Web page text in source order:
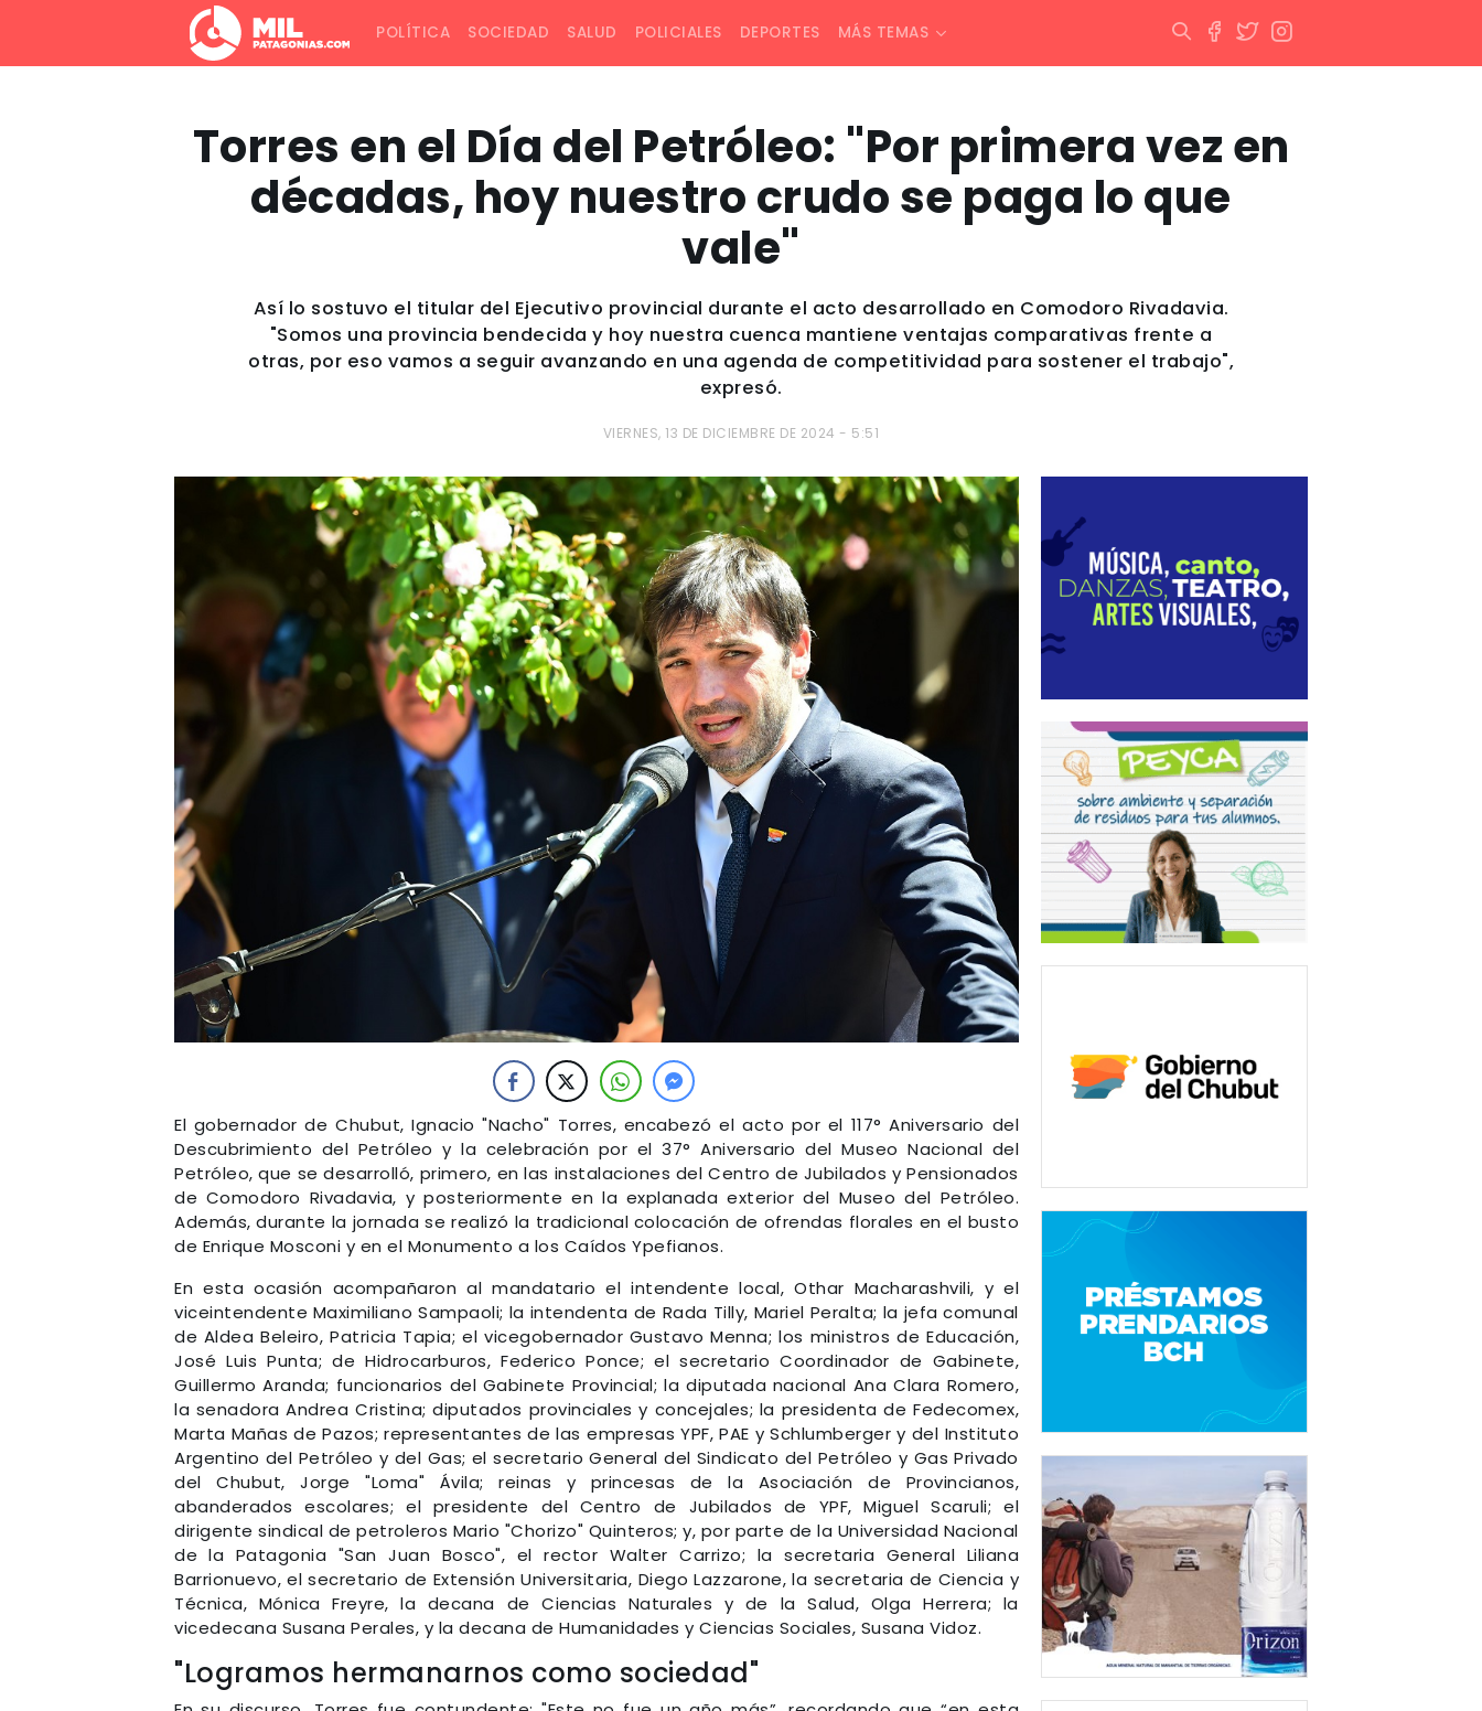
POLÍTICA SOCIEDAD SALUD POLICIALES DEPORTES MÁS TEMAS
Torres en el Día del Petróleo: "Por primera vez en
décadas, hoy nuestro crudo se paga lo que
vale"
Así lo sostuvo el titular del Ejecutivo provincial durante el acto desarrollado en Comodoro Rivadavia.
"Somos una provincia bendecida y hoy nuestra cuenca mantiene ventajas comparativas frente a
otras, por eso vamos a seguir avanzando en una agenda de competitividad para sostener el trabajo",
expresó.
VIERNES, 13 DE DICIEMBRE DE 2024 - 5:51
El gobernador de Chubut, Ignacio "Nacho" Torres, encabezó el acto por el 117° Aniversario del
Descubrimiento del Petróleo y la celebración por el 37° Aniversario del Museo Nacional del
Petróleo, que se desarrolló, primero, en las instalaciones del Centro de Jubilados y Pensionados
de Comodoro Rivadavia, y posteriormente en la explanada exterior del Museo del Petróleo.
Además, durante la jornada se realizó la tradicional colocación de ofrendas florales en el busto
de Enrique Mosconi y en el Monumento a los Caídos Ypefianos.
En esta ocasión acompañaron al mandatario el intendente local, Othar Macharashvili, y el
viceintendente Maximiliano Sampaoli; la intendenta de Rada Tilly, Mariel Peralta; la jefa comunal
de Aldea Beleiro, Patricia Tapia; el vicegobernador Gustavo Menna; los ministros de Educación,
José Luis Punta; de Hidrocarburos, Federico Ponce; el secretario Coordinador de Gabinete,
Guillermo Aranda; funcionarios del Gabinete Provincial; la diputada nacional Ana Clara Romero,
la senadora Andrea Cristina; diputados provinciales y concejales; la presidenta de Fedecomex,
Marta Mañas de Pazos; representantes de las empresas YPF, PAE y Schlumberger y del Instituto
Argentino del Petróleo y del Gas; el secretario General del Sindicato del Petróleo y Gas Privado
del Chubut, Jorge "Loma" Ávila; reinas y princesas de la Asociación de Provincianos,
abanderados escolares; el presidente del Centro de Jubilados de YPF, Miguel Scaruli; el
dirigente sindical de petroleros Mario "Chorizo" Quinteros; y, por parte de la Universidad Nacional
de la Patagonia "San Juan Bosco", el rector Walter Carrizo; la secretaria General Liliana
Barrionuevo, el secretario de Extensión Universitaria, Diego Lazzarone, la secretaria de Ciencia y
Técnica, Mónica Freyre, la decana de Ciencias Naturales y de la Salud, Olga Herrera; la
vicedecana Susana Perales, y la decana de Humanidades y Ciencias Sociales, Susana Vidoz.
"Logramos hermanarnos como sociedad"